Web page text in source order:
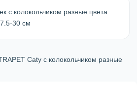
Caty с колокольчиком разные